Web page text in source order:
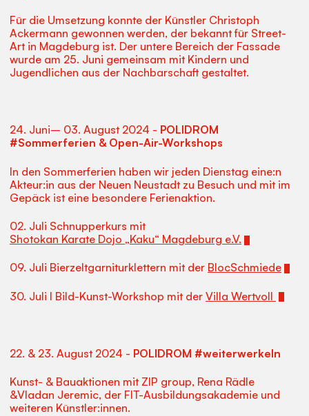
Für die Umsetzung konnte der Künstler Christoph
Ackermann gewonnen werden, der bekannt für Street-
Art in Magdeburg ist. Der untere Bereich der Fassade
wurde am 25. Juni gemeinsam mit Kindern und
Jugendlichen aus der Nachbarschaft gestaltet.
24. Juni– 03. August 2024 - POLIDROM
#Sommerferien & Open-Air-Workshops
In den Sommerferien haben wir jeden Dienstag eine:n
Akteur:in aus der Neuen Neustadt zu Besuch und mit im
Gepäck ist eine besondere Ferienaktion.
02. Juli Schnupperkurs mit
Shotokan Karate Dojo „Kaku“ Magdeburg e.V.
09. Juli Bierzeltgarniturklettern mit der BlocSchmiede
30. Juli I Bild-Kunst-Workshop mit der Villa Wertvoll
22. & 23. August 2024 - POLIDROM #weiterwerkeln
Kunst- & Bauaktionen mit ZIP group, Rena Rädle
&Vladan Jeremic, der FIT-Ausbildungsakademie und
weiteren Künstler:innen.